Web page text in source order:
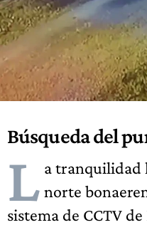
Búsqueda del
L a tranquilidad
norte
sistema de CCTV de